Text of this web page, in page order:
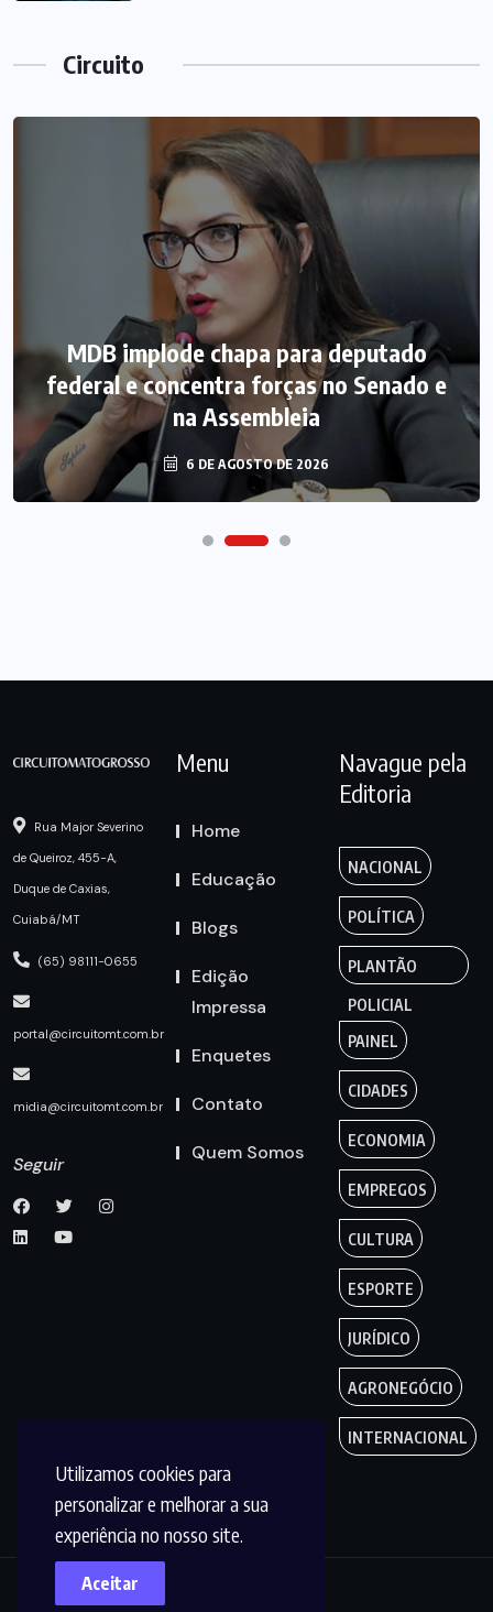
Utilizamos cookies para
personalizar e melhorar a sua
experiência no nosso site.
Aceitar
Circuito
MDB implode chapa para deputado
federal e concentra forças no Senado e
na Assembleia
6 DE AGOSTO DE 2026
Rua Major Severino
de Queiroz, 455-A,
Duque de Caxias,
Cuiabá/MT
(65) 98111-0655
portal@circuitomt.com.br
midia@circuitomt.com.br
Seguir
Menu
Home
Educação
Blogs
Edição
Impressa
Enquetes
Contato
Quem Somos
Navague pela
Editoria
NACIONAL
POLÍTICA
PLANTÃO
POLICIAL
PAINEL
CIDADES
ECONOMIA
EMPREGOS
CULTURA
ESPORTE
JURÍDICO
AGRONEGÓCIO
INTERNACIONAL